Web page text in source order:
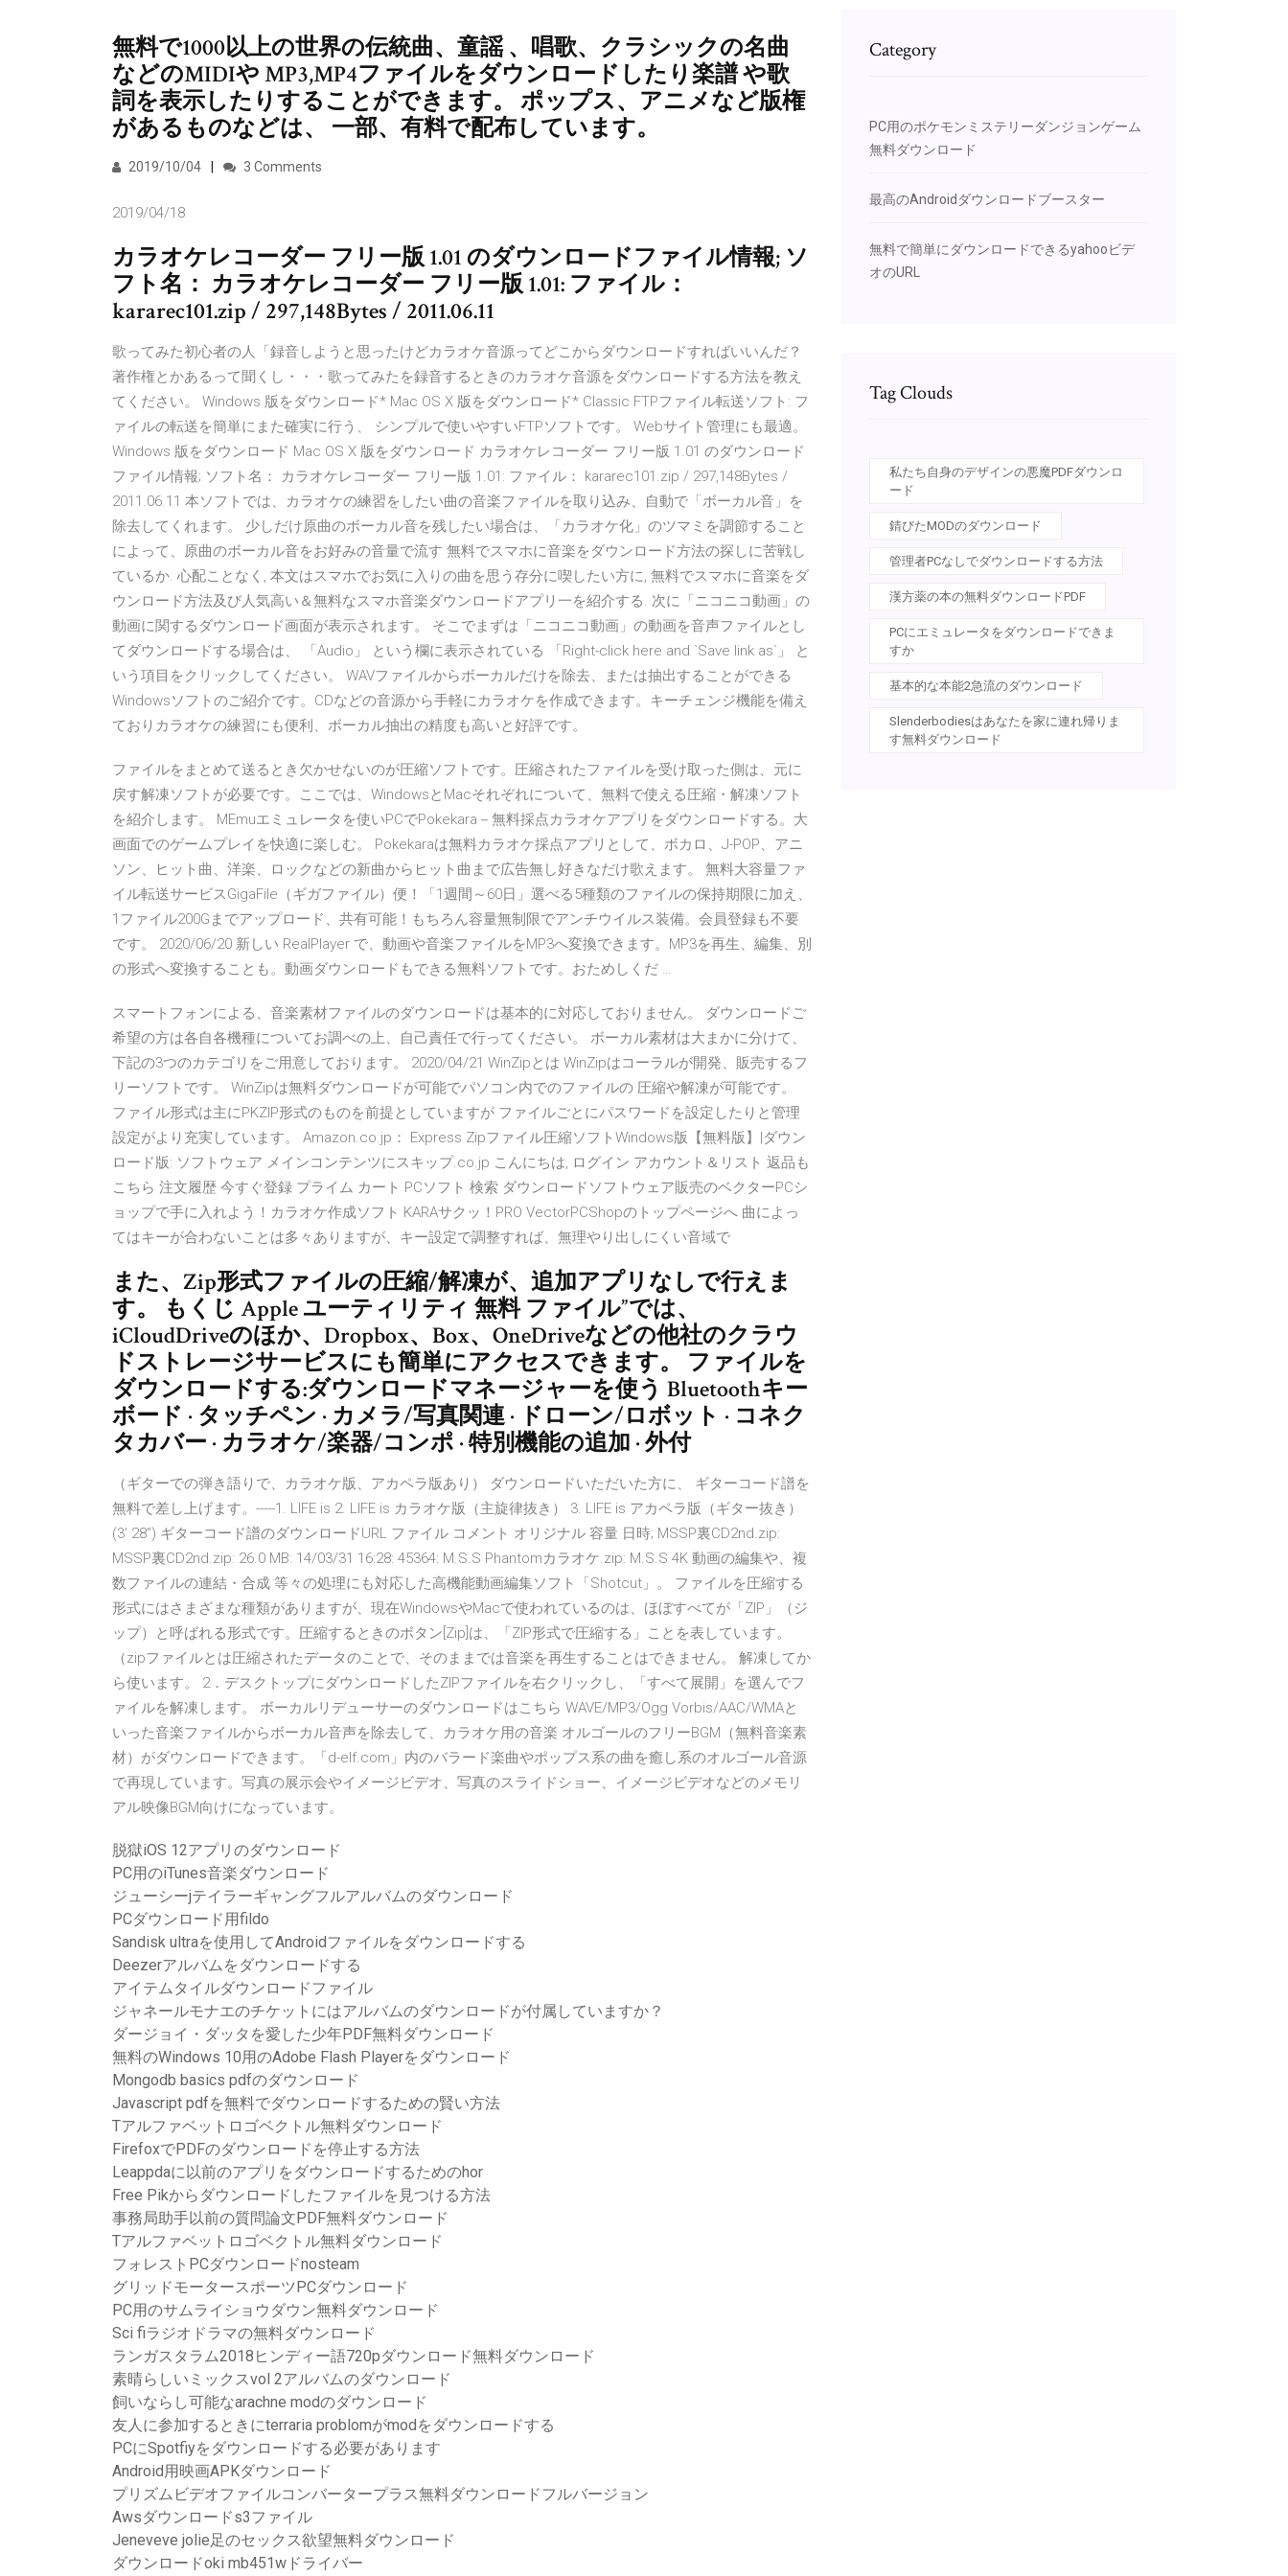
無料で1000以上の世界の伝統曲、童謡 、唱歌、クラシックの名曲
などのMIDIや MP3,MP4ファイルをダウンロードしたり楽譜 や歌
詞を表示したりすることができます。 ポップス、アニメなど版権
があるものなどは、 一部、有料で配布しています。
2019/10/04 3 Comments
2019/04/18
カラオケレコーダー フリー版 1.01 のダウンロードファイル情報; ソ
フト名： カラオケレコーダー フリー版 1.01: ファイル：
kararec101.zip / 297,148Bytes / 2011.06.11
歌ってみた初心者の人「録音しようと思ったけどカラオケ音源ってどこからダウンロードすればいいんだ？
著作権とかあるって聞くし・・・歌ってみたを録音するときのカラオケ音源をダウンロードする方法を教え
てください。 Windows 版をダウンロード* Mac OS X 版をダウンロード* Classic FTPファイル転送ソフト: フ
ァイルの転送を簡単にまた確実に行う、 シンプルで使いやすいFTPソフトです。 Webサイト管理にも最適。
Windows 版をダウンロード Mac OS X 版をダウンロード カラオケレコーダー フリー版 1.01 のダウンロード
ファイル情報; ソフト名： カラオケレコーダー フリー版 1.01: ファイル： kararec101.zip / 297,148Bytes /
2011.06.11 本ソフトでは、カラオケの練習をしたい曲の音楽ファイルを取り込み、自動で「ボーカル音」を
除去してくれます。 少しだけ原曲のボーカル音を残したい場合は、「カラオケ化」のツマミを調節すること
によって、原曲のボーカル音をお好みの音量で流す 無料でスマホに音楽をダウンロード方法の探しに苦戦し
ているか. 心配ことなく, 本文はスマホでお気に入りの曲を思う存分に喫したい方に, 無料でスマホに音楽をダ
ウンロード方法及び人気高い＆無料なスマホ音楽ダウンロードアプリ一を紹介する. 次に「ニコニコ動画」の
動画に関するダウンロード画面が表示されます。 そこでまずは「ニコニコ動画」の動画を音声ファイルとし
てダウンロードする場合は、 「Audio」 という欄に表示されている 「Right-click here and `Save link as`」 と
いう項目をクリックしてください。 WAVファイルからボーカルだけを除去、または抽出することができる
Windowsソフトのご紹介です。CDなどの音源から手軽にカラオケを作成できます。キーチェンジ機能を備え
ておりカラオケの練習にも便利、ボーカル抽出の精度も高いと好評です。
ファイルをまとめて送るとき欠かせないのが圧縮ソフトです。圧縮されたファイルを受け取った側は、元に
戻す解凍ソフトが必要です。ここでは、WindowsとMacそれぞれについて、無料で使える圧縮・解凍ソフト
を紹介します。 MEmuエミュレータを使いPCでPokekara－無料採点カラオケアプリをダウンロードする。大
画面でのゲームプレイを快適に楽しむ。 Pokekaraは無料カラオケ採点アプリとして、ボカロ、J-POP、アニ
ソン、ヒット曲、洋楽、ロックなどの新曲からヒット曲まで広告無し好きなだけ歌えます。 無料大容量ファ
イル転送サービスGigaFile（ギガファイル）便！「1週間～60日」選べる5種類のファイルの保持期限に加え、
1ファイル200Gまでアップロード、共有可能！もちろん容量無制限でアンチウイルス装備。会員登録も不要
です。 2020/06/20 新しい RealPlayer で、動画や音楽ファイルをMP3へ変換できます。MP3を再生、編集、別
の形式へ変換することも。動画ダウンロードもできる無料ソフトです。おためしくだ …
スマートフォンによる、音楽素材ファイルのダウンロードは基本的に対応しておりません。 ダウンロードご
希望の方は各自各機種についてお調べの上、自己責任で行ってください。 ボーカル素材は大まかに分けて、
下記の3つのカテゴリをご用意しております。 2020/04/21 WinZipとは WinZipはコーラルが開発、販売するフ
リーソフトです。 WinZipは無料ダウンロードが可能でパソコン内でのファイルの 圧縮や解凍が可能です。
ファイル形式は主にPKZIP形式のものを前提としていますが ファイルごとにパスワードを設定したりと管理
設定がより充実しています。 Amazon.co.jp： Express Zipファイル圧縮ソフトWindows版【無料版】|ダウン
ロード版: ソフトウェア メインコンテンツにスキップ.co.jp こんにちは, ログイン アカウント＆リスト 返品も
こちら 注文履歴 今すぐ登録 プライム カート PCソフト 検索 ダウンロードソフトウェア販売のベクターPCシ
ョップで手に入れよう！カラオケ作成ソフト KARAサクッ！PRO VectorPCShopのトップページへ 曲によっ
てはキーが合わないことは多々ありますが、キー設定で調整すれば、無理やり出しにくい音域で
また、Zip形式ファイルの圧縮/解凍が、追加アプリなしで行えま
す。 もくじ Apple ユーティリティ 無料 ファイル”では、
iCloudDriveのほか、Dropbox、Box、OneDriveなどの他社のクラウ
ドストレージサービスにも簡単にアクセスできます。 ファイルを
ダウンロードする:ダウンロードマネージャーを使う Bluetoothキー
ボード · タッチペン · カメラ/写真関連 · ドローン/ロボット · コネク
タカバー · カラオケ/楽器/コンポ · 特別機能の追加 · 外付
（ギターでの弾き語りで、カラオケ版、アカペラ版あり） ダウンロードいただいた方に、 ギターコード譜を
無料で差し上げます。-----1. LIFE is 2. LIFE is カラオケ版（主旋律抜き） 3. LIFE is アカペラ版（ギター抜き）
(3’ 28”) ギターコード譜のダウンロードURL ファイル コメント オリジナル 容量 日時; MSSP裏CD2nd.zip:
MSSP裏CD2nd.zip: 26.0 MB: 14/03/31 16:28: 45364: M.S.S Phantomカラオケ.zip: M.S.S 4K 動画の編集や、複
数ファイルの連結・合成 等々の処理にも対応した高機能動画編集ソフト「Shotcut」。 ファイルを圧縮する
形式にはさまざまな種類がありますが、現在WindowsやMacで使われているのは、ほぼすべてが「ZIP」（ジ
ップ）と呼ばれる形式です。圧縮するときのボタン[Zip]は、「ZIP形式で圧縮する」ことを表しています。
（zipファイルとは圧縮されたデータのことで、そのままでは音楽を再生することはできません。 解凍してか
ら使います。 2．デスクトップにダウンロードしたZIPファイルを右クリックし、「すべて展開」を選んでフ
ァイルを解凍します。 ボーカルリデューサーのダウンロードはこちら WAVE/MP3/Ogg Vorbis/AAC/WMAと
いった音楽ファイルからボーカル音声を除去して、カラオケ用の音楽 オルゴールのフリーBGM（無料音楽素
材）がダウンロードできます。「d-elf.com」内のバラード楽曲やポップス系の曲を癒し系のオルゴール音源
で再現しています。写真の展示会やイメージビデオ、写真のスライドショー、イメージビデオなどのメモリ
アル映像BGM向けになっています。
脱獄iOS 12アプリのダウンロード
PC用のiTunes音楽ダウンロード
ジューシーjテイラーギャングフルアルバムのダウンロード
PCダウンロード用fildo
Sandisk ultraを使用してAndroidファイルをダウンロードする
Deezerアルバムをダウンロードする
アイテムタイルダウンロードファイル
ジャネールモナエのチケットにはアルバムのダウンロードが付属していますか？
ダージョイ・ダッタを愛した少年PDF無料ダウンロード
無料のWindows 10用のAdobe Flash Playerをダウンロード
Mongodb basics pdfのダウンロード
Javascript pdfを無料でダウンロードするための賢い方法
Tアルファベットロゴベクトル無料ダウンロード
FirefoxでPDFのダウンロードを停止する方法
Leappdaに以前のアプリをダウンロードするためのhor
Free Pikからダウンロードしたファイルを見つける方法
事務局助手以前の質問論文PDF無料ダウンロード
Tアルファベットロゴベクトル無料ダウンロード
フォレストPCダウンロードnosteam
グリッドモータースポーツPCダウンロード
PC用のサムライショウダウン無料ダウンロード
Sci fiラジオドラマの無料ダウンロード
ランガスタラム2018ヒンディー語720pダウンロード無料ダウンロード
素晴らしいミックスvol 2アルバムのダウンロード
飼いならし可能なarachne modのダウンロード
友人に参加するときにterraria problomがmodをダウンロードする
PCにSpotfiyをダウンロードする必要があります
Android用映画APKダウンロード
プリズムビデオファイルコンバータープラス無料ダウンロードフルバージョン
Awsダウンロードs3ファイル
Jeneveve jolie足のセックス欲望無料ダウンロード
ダウンロードoki mb451wドライバー
Category
PC用のポケモンミステリーダンジョンゲーム
無料ダウンロード
最高のAndroidダウンロードブースター
無料で簡単にダウンロードできるyahooビデ
オのURL
Tag Clouds
私たち自身のデザインの悪魔PDFダウンロ
ード
錆びたMODのダウンロード
管理者PCなしでダウンロードする方法
漢方薬の本の無料ダウンロードPDF
PCにエミュレータをダウンロードできま
すか
基本的な本能2急流のダウンロード
Slenderbodiesはあなたを家に連れ帰りま
す無料ダウンロード